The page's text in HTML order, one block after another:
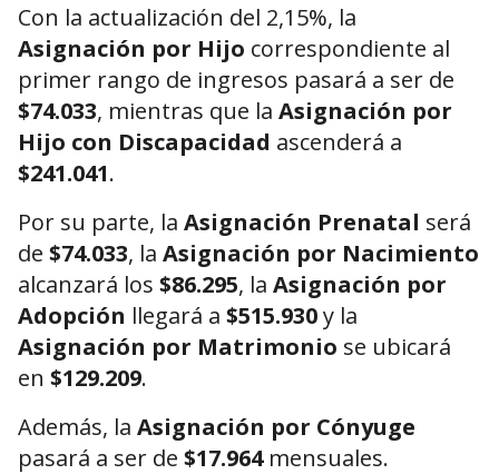
Con la actualización del 2,15%, la
Asignación por Hijo correspondiente al
primer rango de ingresos pasará a ser de
$74.033, mientras que la Asignación por
Hijo con Discapacidad ascenderá a
$241.041.
Por su parte, la Asignación Prenatal será
de $74.033, la Asignación por Nacimiento
alcanzará los $86.295, la Asignación por
Adopción llegará a $515.930y la
Asignación por Matrimonio se ubicará
en $129.209.
Además, la Asignación por Cónyuge
pasará a ser de $17.964mensuales.